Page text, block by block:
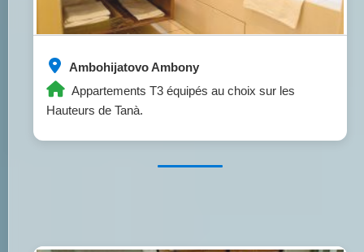
Ambohijatovo Ambony
Appartements T3 équipés au choix sur les
Hauteurs de Tanà.